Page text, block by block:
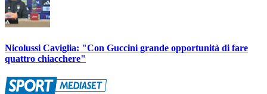
Nicolussi Caviglia: "Con Guccini grande opportunità di fare
quattro chiacchere"